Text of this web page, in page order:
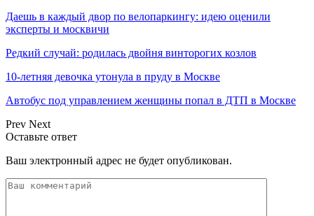
Даешь в каждый двор по велопаркингу: идею оценили
эксперты и москвичи
Редкий случай: родилась двойня винторогих козлов
10-летняя девочка утонула в пруду в Москве
Автобус под управлением женщины попал в ДТП в Москве
Prev Next
Оставьте ответ
Ваш электронный адрес не будет опубликован.